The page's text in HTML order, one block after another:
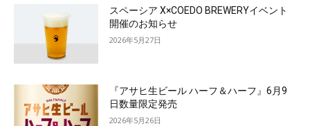
スペーシア X×COEDO BREWERYイベント
開催のお知らせ
2026年5月27日
『アサヒ生ビール ハーフ＆ハーフ』6月9
日数量限定発売
2026年5月26日